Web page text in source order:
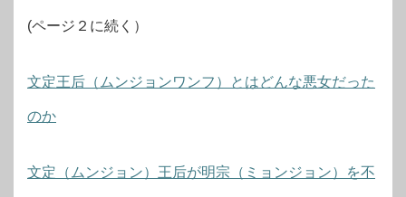
(ページ２に続く）
文定王后（ムンジョンワンフ）とはどんな悪女だった
のか
文定（ムンジョン）王后が明宗（ミョンジョン）を不